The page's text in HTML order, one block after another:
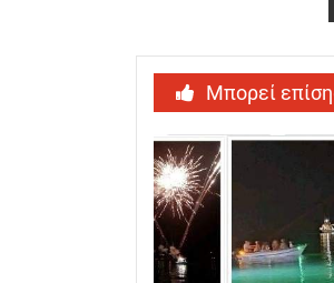
Μπορεί